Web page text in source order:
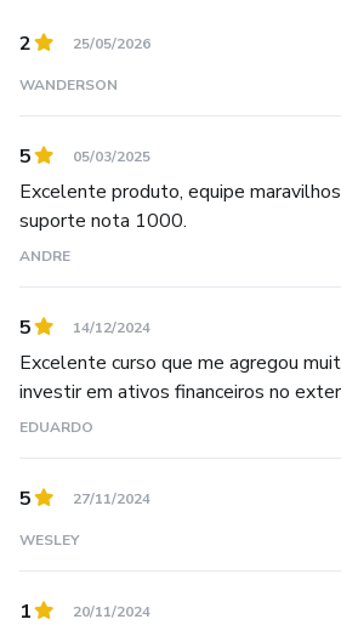
2 25/05/2026
WANDERSON
5 05/03/2025
Excelente produto, equipe
suporte nota 1000.
ANDRE
5 14/12/2024
Excelente curso que me agregou
investir em ativos financeiros no
EDUARDO
5 27/11/2024
WESLEY
1 20/11/2024